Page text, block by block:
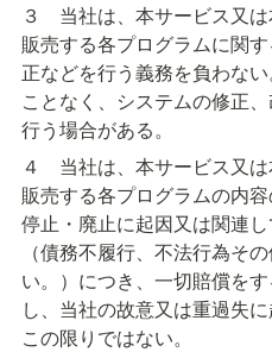
３　当社は、本サービス又
販売する各プログラムに関
正などを行う義務を負わな
ことなく、システムの修正
行う場合がある。
４　当社は、本サービス又
販売する各プログラムの内
停止・廃止に起因又は関連
（債務不履行、不法行為そ
い。）につき、一切賠償を
し、当社の故意又は重過失
この限りではない。